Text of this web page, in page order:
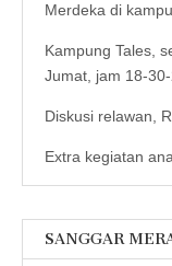
Merdeka di
Kampung Tales,
Jumat, jam 18-30-
Diskusi relawan,
Extra kegiatan
SANGGAR